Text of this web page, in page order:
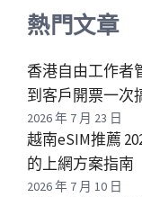
熱門文章
香港自由工作者
到客戶開票一次
2026 年 7 月 23 日
越南eSIM推薦
的上網方案指南
2026 年 7 月 10 日